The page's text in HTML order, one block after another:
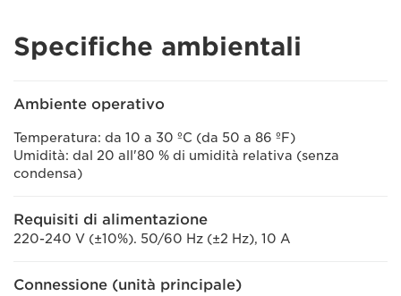
Specifiche ambientali
Ambiente operativo
Temperatura: da 10 a 30 ºC (da 50 a 86 ºF)
Umidità: dal 20 all'80 % di umidità relativa (senza
condensa)
Requisiti di alimentazione
220-240 V (±10%). 50/60 Hz (±2 Hz), 10 A
Connessione (unità principale)